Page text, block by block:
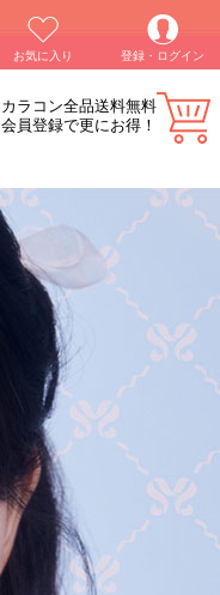
お気に入り 登録・ログイン
カラコン全品送料無料
会員登録で更にお得！